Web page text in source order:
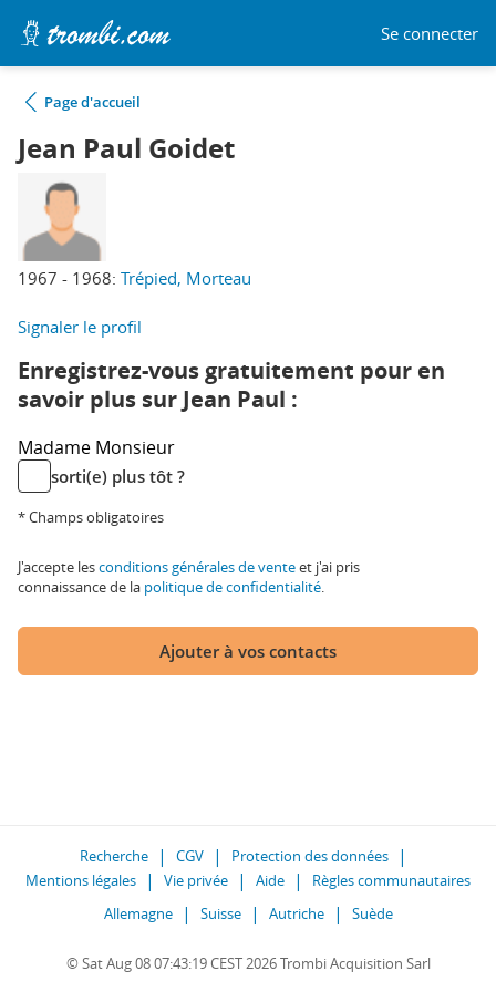
Se connecter
Page d'accueil
Jean Paul Goidet
1967 - 1968: Trépied, Morteau
Signaler le profil
Enregistrez-vous gratuitement pour en
savoir plus sur Jean Paul :
Madame Monsieur
sorti(e) plus tôt ?
* Champs obligatoires
J'accepte lesconditions générales de venteet j'ai pris
connaissance de la politique de confidentialité.
Ajouter à vos contacts
Recherche CGV
Protection des données
Mentions légales
Vie privée Aide
Règles communautaires
Allemagne
Suisse Autriche Suède
© Sat Aug 08 07:43:19 CEST 2026 Trombi Acquisition Sarl